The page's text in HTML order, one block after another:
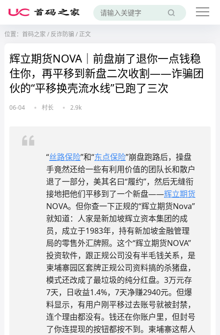
位置： 首码之家 / 反诈防骗 /正文
辉立期货NOVA｜前盘崩了退你一点钱稳
住你，再平移到新盘二次收割——诈骗团
伙的“平移换壳流水线”已跑了三次
06-04 村长 2.9k
“丝路保险”和“东点保险”崩盘跑路后，操盘
手竟然还给一些有利用价值的团队长和散户
退了一部分，美其名曰“履约”，然后无缝衔
接地把他们平移到了一个新盘——辉立期货
NOVA。但你查一下正规的“辉立期货Nova”
就知道：人家是新加坡辉立资本集团的成
员，成立于1983年，持有新加坡金融管理
局的零售外汇牌照。这个“辉立期货NOVA”
投资软件，跟正规公司没有半毛钱关系，是
柬埔寨园区套牌正规公司资料搞的杀猪盘，
模式还改成了最垃圾的纯分红盘。3万元存
7天，日收益1.4%，7天净赚2940元。但爆
料显示，有用户刚平移过去账号就被封禁，
连个理由都没有。钱还在你账户里，但封号
了你连提现的按钮都按不到。柬埔寨这帮人